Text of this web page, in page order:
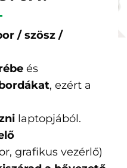
/ szösz /
és
, ezért a
laptopjából.
grafikus vezérlő)